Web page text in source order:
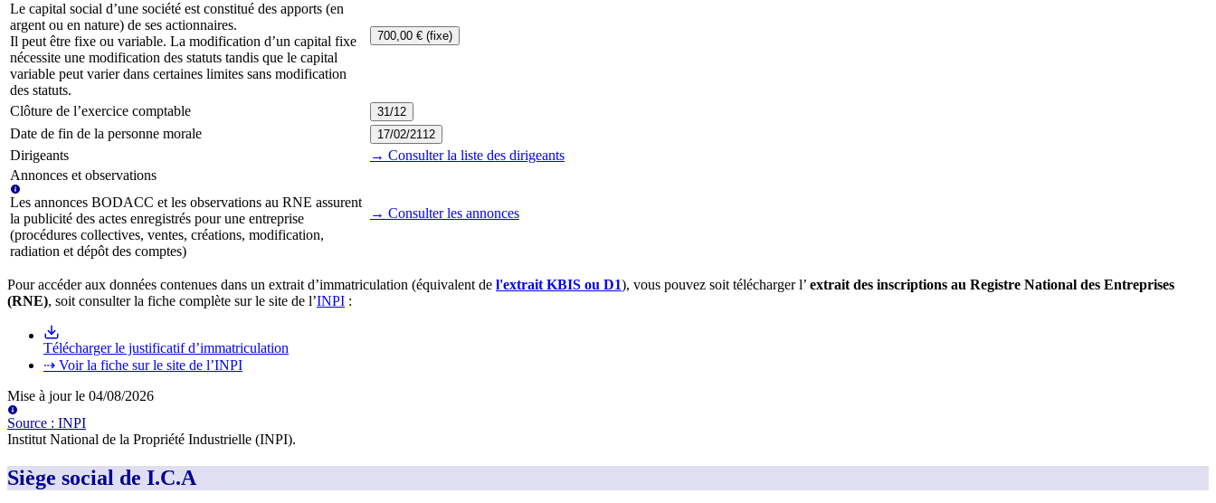
Le capital social d’une société est constitué des apports (en
argent ou en nature) de ses actionnaires.
Il peut être fixe ou variable. La modification d’un capital fixe
nécessite une modification des statuts tandis que le capital
variable peut varier dans certaines limites sans modification
des statuts.
700,00 € (fixe)
Clôture de l’exercice comptable 31/12
Date de fin de la personne morale 17/02/2112
Dirigeants
→ Consulter la liste des dirigeants
Annonces et observations
Les annonces BODACC et les observations au RNE assurent
la publicité des actes enregistrés pour une entreprise
(procédures collectives, ventes, créations, modification,
radiation et dépôt des comptes)
→ Consulter les annonces
Pour accéder aux données contenues dans un extrait d’immatriculation (équivalent de l'extrait KBIS ou D1), vous pouvez soit télécharger l’ extrait des inscriptions au Registre National des Entreprises
(RNE), soit consulter la fiche complète sur le site de l’INPI :
Télécharger le justificatif d’immatriculation
⇢ Voir la fiche sur le site de l’INPI
Mise à jour le 04/08/2026
Source : INPI
Institut National de la Propriété Industrielle (INPI).
Siège social de I.C.A